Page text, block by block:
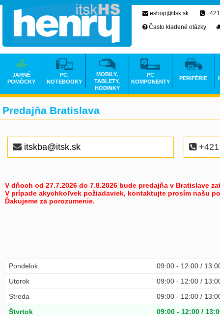
Predajňa Bratislava
itskba@itsk.sk +421
V dňoch od 27.7.2026 do 7.8.2026 bude predajňa v Bratislave
V prípade akychkoľvek požiadaviek, kontaktujte prosím našu
Ďakujeme za porozumenie.
Pondelok
09:00 - 12:00 /
Utorok
09:00 - 12:00 /
Streda
09:00 - 12:00 /
Štvrtok
09:00 - 12:00 /
eshop@itsk.sk
Často kladené otázky
JARNÉ
POMÔCKY
PC,
NOTEBOOKY
MOBILY,
TABLETY,
HODINKY
PC
KOMPONENTY
PERIFÉRIE